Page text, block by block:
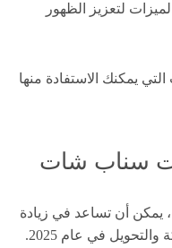
لتعزيز الظهور
يمكنك الاستفادة منها
سناب شات
، يمكن أن تساعد في زيادة
في عام 2025.